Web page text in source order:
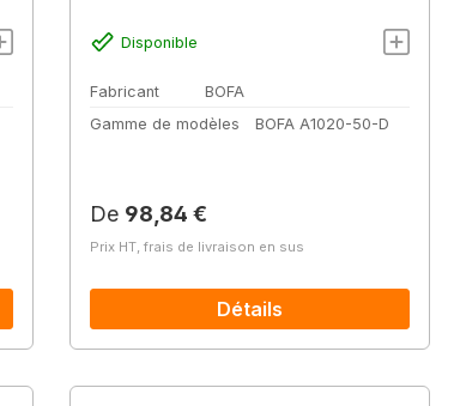
Disponible
Fabricant
BOFA
Gamme de modèles
BOFA A1020-50-D
Prix régulier :
De 98,84 €
Prix HT, frais de livraison en sus
Détails